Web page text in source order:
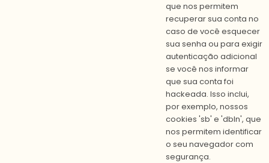
que nos permitem
recuperar sua conta no
caso de você esquecer
sua senha ou para exigir
autenticação adicional
se você nos informar
que sua conta foi
hackeada. Isso inclui,
por exemplo, nossos
cookies 'sb' e 'dbln', que
nos permitem identificar
o seu navegador com
segurança.